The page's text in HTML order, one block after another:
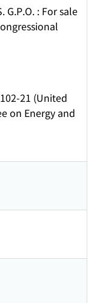
G.P.O. : For sale
21 (United
on Energy and